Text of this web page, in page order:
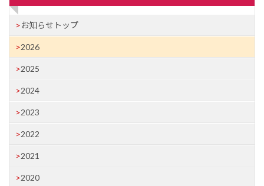
お知らせトップ
2026
2025
2024
2023
2022
2021
2020